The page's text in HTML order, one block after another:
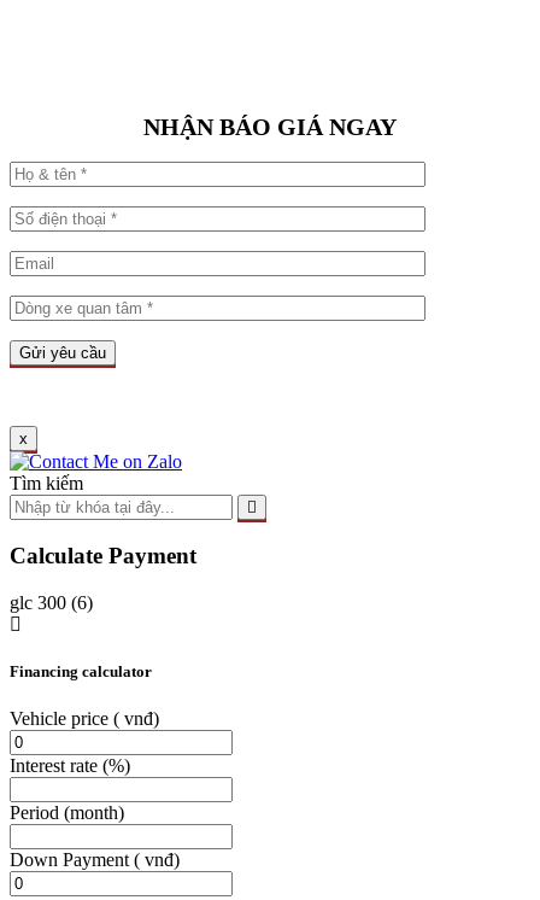
NHẬN BÁO GIÁ NGAY
x
Tìm kiếm
Calculate Payment
glc 300 (6)
Financing calculator
Vehicle price ( vnđ)
Interest rate (%)
Period (month)
Down Payment ( vnđ)